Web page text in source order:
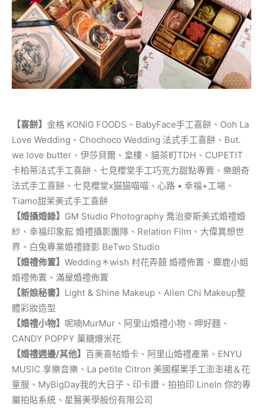
【喜餅】 金格 KONIG FOODS、BabyFace手工喜餅、Ooh La
Love Wedding、Chochoco Wedding 法式手工喜餅、But.
we love butter、伊莎貝爾、皇樓、貓茶町TDH、CUPETIT
卡柏蒂法式手工喜餅、七見櫻堂手工巧克力甜點專賣、樂朗奇
法式手工喜餅、七見櫻堂x猫猫喵喵、心路 • 幸福+工場、
Tiamo甜茉美式手工喜餅
【婚攝婚錄】 GM Studio Photography 喬治麥斯美式婚禮婚
紗、幸福印象館 婚禮攝影團隊、Relation Film、大偉異想世
界、白兔專業婚禮錄影 BeTwo Studio
【婚禮佈置】 Wedding＊wish 村花弄囍 婚禮佈置、麋鹿小姐
婚禮佈置、滿屋婚禮佈置
【新娘秘書】 Light & Shine Makeup、Allen Chi Makeup整
體彩妝造型
【婚禮小物】 呢喃MurMur、阿里山婚禮小物、呷好麵、
CANDY POPPY 菓糖爆米花
【婚禮週邊/其他】 百美喜帖婚卡、阿里山婚禮產業、ENYU
MUSIC 享樂音樂、La petite Citron 美國檬果手工澎澎裙＆花
童服、MyBigDay我的大日子、印卡讚、拍拍印 LineIn 你的專
屬拍貼系統、星醫美學股份有限公司